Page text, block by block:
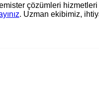
çözümleri
. Uzman ekibimiz,